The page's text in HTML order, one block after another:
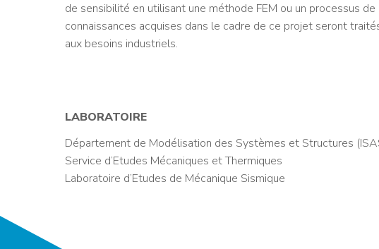
de sensibilité en utilisant une méthode FEM ou un processus
connaissances acquises dans le cadre de ce projet seront
aux besoins industriels.
LABORATOIRE
Département de Modélisation des Systèmes et Structures
Service d’Etudes Mécaniques et Thermiques
Laboratoire d’Etudes de Mécanique Sismique